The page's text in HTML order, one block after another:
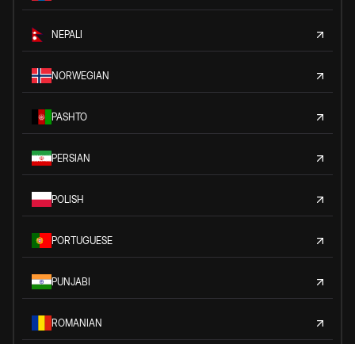
NEPALI
NORWEGIAN
PASHTO
PERSIAN
POLISH
PORTUGUESE
PUNJABI
ROMANIAN